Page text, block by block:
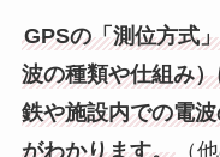
GPSの「測位方式
波の種類や仕組み
鉄や施設内での電
がわかります。（